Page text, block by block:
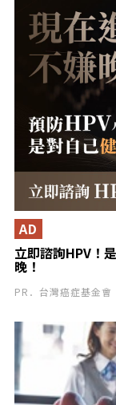
性能Headlight
全新進化的「最新
車型」備受關注！
立即諮詢HPV！
晚！
AD
PR．台灣癌症基金會